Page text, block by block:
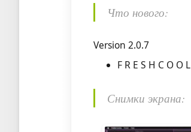
Что нового:
Version 2.0.7
F R E S H C O O
Снимки экрана: